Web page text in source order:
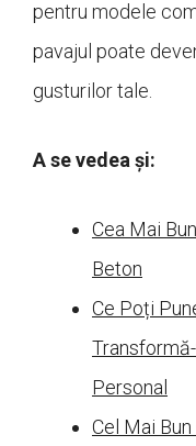
pentru modele
pavajul poate
gusturilor tale.
A se vedea și:
Cea Mai
Beton
Ce Poți
Personal
Cel Mai